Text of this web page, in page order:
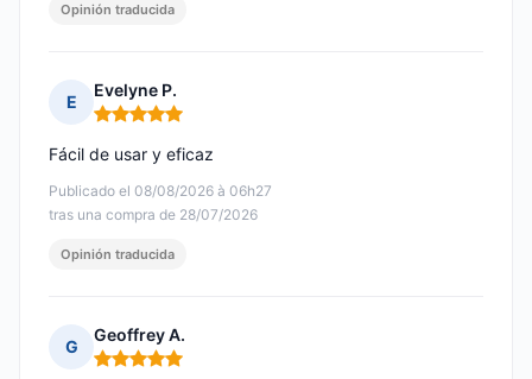
Opinión traducida
E
Evelyne P.
Nota: 5 de 5
Publicado el 08/08/2026 à 06h27
tras una compra de 28/07/2026
Fácil de usar y eficaz
Opinión traducida
G
Geoffrey A.
Nota: 5 de 5